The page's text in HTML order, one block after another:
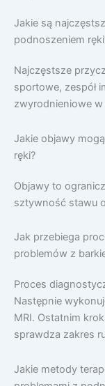
Jakie są
podnoszeniem
Najczęstsze
sportowe, zespół
zwyrodnieniowe
Jakie objawy
ręki?
Objawy to
sztywność stawu
Jak przebiega
problemów z
Proces
Następnie
MRI. Ostatnim
sprawdza zakres
Jakie metody